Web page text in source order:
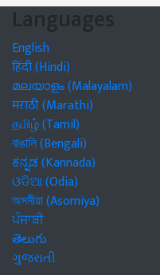
Languages
English
हिंदी (Hindi)
മലയാളം (Malayalam)
मराठी (Marathi)
தமிழ் (Tamil)
বাঙালি (Bengali)
ಕನ್ನಡ (Kannada)
ଓଡିଆ (Odia)
অসমীয়া (Asomiya)
ਪੰਜਾਬੀ
తెలుగు
ગુજરાતી